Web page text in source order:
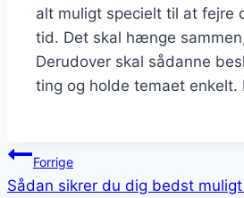
alt muligt specielt til at
tid. Det skal hænge
Derudover skal sådanne
ting og holde temaet
Indlægsnavigation
Forrige
Sådan sikrer du dig bedst